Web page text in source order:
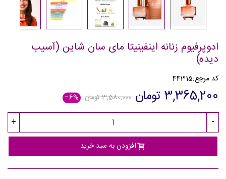
ادوپرفیوم زنانه اینفینیتا مای سان شاین (آسیب
دیده)
کد مرجع:44315
3,365,200 تومان 3,580,000 تومان ‎−6%
-
+
افزودن به سبد خرید